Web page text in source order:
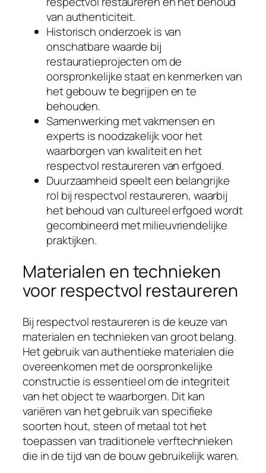
van authenticiteit.
Historisch onderzoek is van
onschatbare waarde bij
restauratieprojecten om de
oorspronkelijke staat en kenmerken van
het gebouw te begrijpen en te
behouden.
Samenwerking met vakmensen en
experts is noodzakelijk voor het
waarborgen van kwaliteit en het
respectvol restaureren van erfgoed.
Duurzaamheid speelt een belangrijke
rol bij respectvol restaureren, waarbij
het behoud van cultureel erfgoed wordt
gecombineerd met milieuvriendelijke
praktijken.
Materialen en technieken
voor respectvol restaureren
Bij respectvol restaureren is de keuze van
materialen en technieken van groot belang.
Het gebruik van authentieke materialen die
overeenkomen met de oorspronkelijke
constructie is essentieel om de integriteit
van het object te waarborgen. Dit kan
variëren van het gebruik van specifieke
soorten hout, steen of metaal tot het
toepassen van traditionele verftechnieken
die in de tijd van de bouw gebruikelijk waren.